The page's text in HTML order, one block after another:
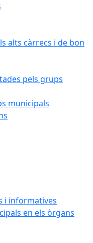
alts càrrecs i de bon
pels grups
municipals
i informatives
en els òrgans